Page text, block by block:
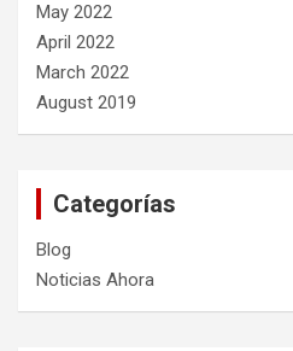
May 2022
April 2022
March 2022
August 2019
Categorías
Blog
Noticias Ahora